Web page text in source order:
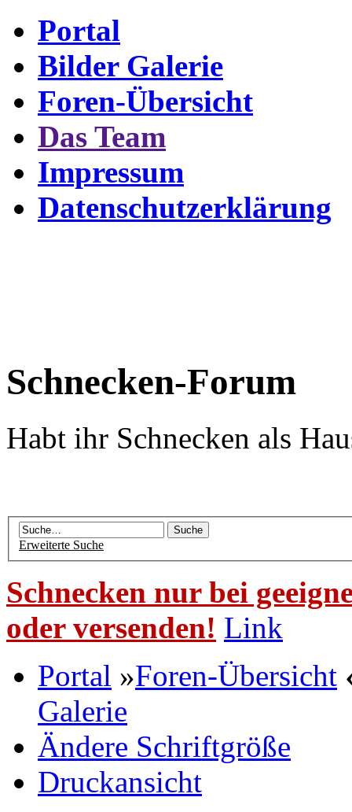
Portal
Bilder Galerie
Foren-Übersicht
Das Team
Impressum
Datenschutzerklärung
Schnecken-Forum
Habt ihr Schnecken als
Erweiterte Suche
Schnecken nur bei
oder versenden! Link
Portal »Foren-Übersicht
Galerie
Ändere Schriftgröße
Druckansicht